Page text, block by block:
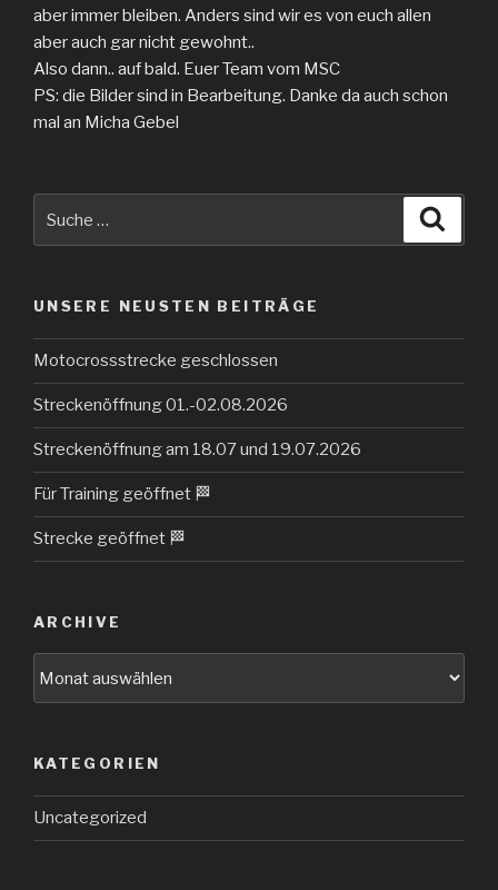
aber immer bleiben. Anders sind wir es von euch allen
aber auch gar nicht gewohnt..
Also dann.. auf bald. Euer Team vom MSC
PS: die Bilder sind in Bearbeitung. Danke da auch schon
mal an Micha Gebel
UNSERE NEUSTEN BEITRÄGE
Motocrossstrecke geschlossen
Streckenöffnung 01.-02.08.2026
Streckenöffnung am 18.07 und 19.07.2026
Für Training geöffnet 🏁
Strecke geöffnet 🏁
ARCHIVE
KATEGORIEN
Uncategorized